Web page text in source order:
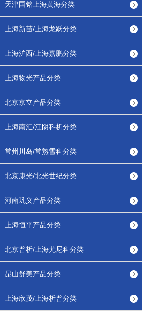
天津国铭上海黄海分类
上海新苗/上海龙跃分类
上海沪西/上海嘉鹏分类
上海物光产品分类
北京京立产品分类
上海南汇/江阴科析分类
常州川岛/常熟雪科分类
北京康光/北光世纪分类
河南巩义产品分类
上海恒平产品分类
北京普析/上海尤尼科分类
昆山舒美产品分类
上海欣茂/上海析普分类